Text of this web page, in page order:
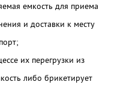
емкость для приема
и доставки к месту
их перегрузки из
либо брикетирует